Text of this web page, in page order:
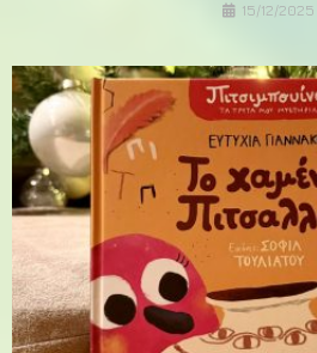
15/12/2025